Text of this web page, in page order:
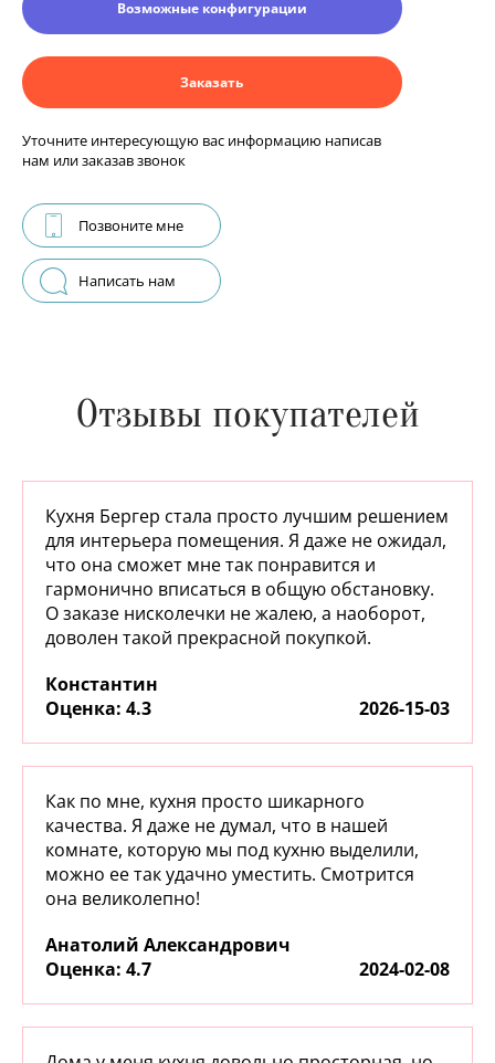
Возможные конфигурации
Заказать
Уточните интересующую вас информацию написав
нам или заказав звонок
Позвоните мне
Написать нам
Отзывы покупателей
Кухня Бергер стала просто лучшим решением
для интерьера помещения. Я даже не ожидал,
что она сможет мне так понравится и
гармонично вписаться в общую обстановку.
О заказе нисколечки не жалею, а наоборот,
доволен такой прекрасной покупкой.
Константин
: 4.3 2026-15-03
Как по мне, кухня просто шикарного
качества. Я даже не думал, что в нашей
комнате, которую мы под кухню выделили,
можно ее так удачно уместить. Смотрится
она великолепно!
Анатолий Александрович
: 4.7 2024-02-08